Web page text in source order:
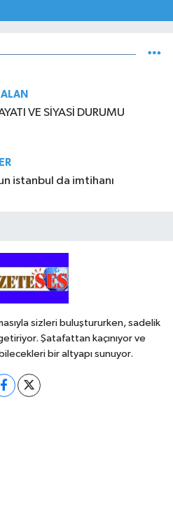
VE SİYASİ DURUMU
istanbul da imtihanı
sizleri buluştururken, sadelik
Şatafattan kaçınıyor ve
bir altyapı sunuyor.